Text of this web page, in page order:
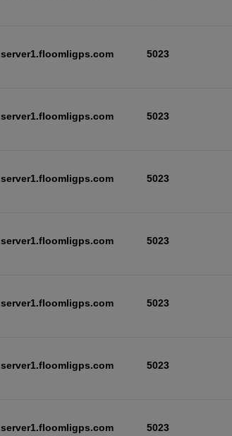
server1.floomligps.com 5023
server1.floomligps.com 5023
server1.floomligps.com 5023
server1.floomligps.com 5023
server1.floomligps.com 5023
server1.floomligps.com 5023
server1.floomligps.com 5023